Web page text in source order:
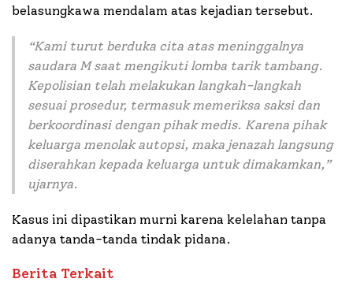
belasungkawa mendalam atas kejadian tersebut.
“Kami turut berduka cita atas meninggalnya
saudara M saat mengikuti lomba tarik tambang.
Kepolisian telah melakukan langkah-langkah
sesuai prosedur, termasuk memeriksa saksi dan
berkoordinasi dengan pihak medis. Karena pihak
keluarga menolak autopsi, maka jenazah langsung
diserahkan kepada keluarga untuk dimakamkan,”
ujarnya.
Kasus ini dipastikan murni karena kelelahan tanpa
adanya tanda-tanda tindak pidana.
Berita Terkait